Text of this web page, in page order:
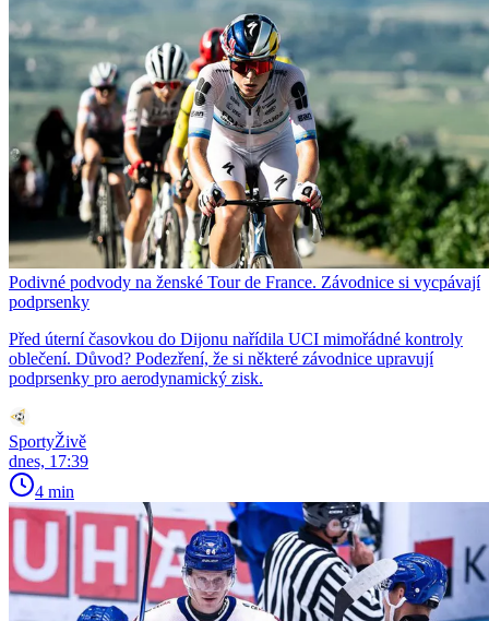
Podivné podvody na ženské Tour de France. Závodnice si vycpávají
podprsenky
Před úterní časovkou do Dijonu nařídila UCI mimořádné kontroly
oblečení. Důvod? Podezření, že si některé závodnice upravují
podprsenky pro aerodynamický zisk.
SportyŽivě
dnes, 17:39
4 min